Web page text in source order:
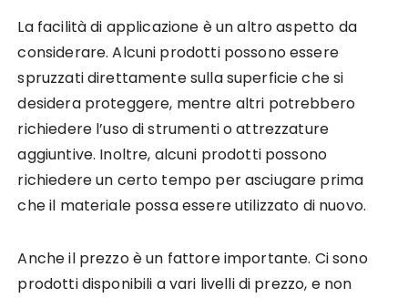
La facilità di applicazione è un altro aspetto da
considerare. Alcuni prodotti possono essere
spruzzati direttamente sulla superficie che si
desidera proteggere, mentre altri potrebbero
richiedere l’uso di strumenti o attrezzature
aggiuntive. Inoltre, alcuni prodotti possono
richiedere un certo tempo per asciugare prima
che il materiale possa essere utilizzato di nuovo.
Anche il prezzo è un fattore importante. Ci sono
prodotti disponibili a vari livelli di prezzo, e non